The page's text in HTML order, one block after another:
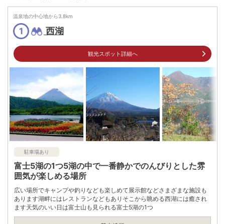
温泉地の中心地から3.8km
1 西湖
観光スポット詳細へ
駐車場あり
富士5湖の1つ5湖の中で一番静かでのんびりとした雰
囲気が楽しめる場所
広い場所でキャンプや釣りなども楽しめて展示館などさまざまな施設も
あります湖畔にはレストランなどもありそこから眺める西湖には癒され
ます天気のいい日は富士山も見られる富士5湖の1つ